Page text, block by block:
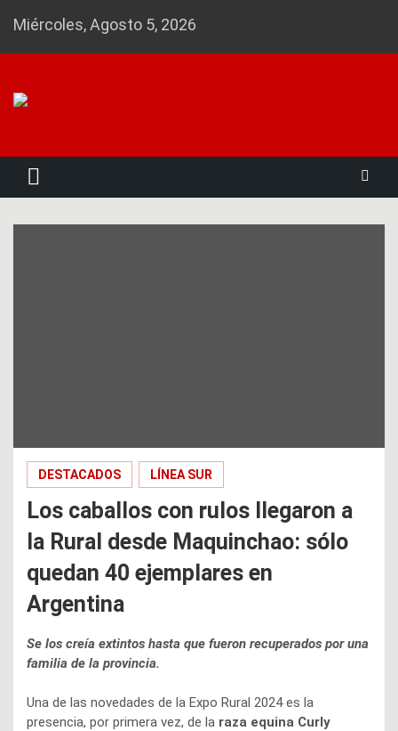
Miércoles, Agosto 5, 2026
DESTACADOS LÍNEA SUR
Los caballos con rulos llegaron a
la Rural desde Maquinchao: sólo
quedan 40 ejemplares en
Argentina
Se los creía extintos hasta que fueron recuperados por una
familia de la provincia.
Una de las novedades de la Expo Rural 2024 es la
presencia, por primera vez, de la raza equina Curly